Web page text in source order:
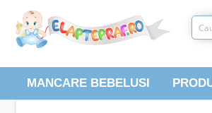
MANCARE BEBELUSI